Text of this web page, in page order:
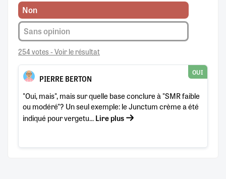
Non
Sans opinion
254 votes - Voir le résultat
PIERRE BERTON
OUI
"Oui, mais", mais sur quelle base conclure à "SMR faible
ou modéré"? Un seul exemple: le Junctum crème a été
indiqué pour vergetu...Lire plus